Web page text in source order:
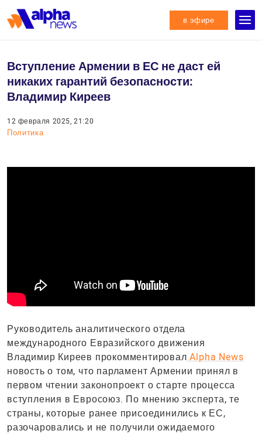
в эфире
Вступление Армении в ЕС не даст ей
никаких гарантий безопасности:
Владимир Киреев
12 февраля 2025, 21:20
Политика
Руководитель аналитического отдела
международного Евразийского движения
Владимир Киреев прокомментировал Alpha News
новость о том, что парламент Армении принял в
первом чтении законопроект о старте процесса
вступления в Евросоюз. По мнению эксперта, те
страны, которые ранее присоединились к ЕС,
разочаровались и не получили ожидаемого